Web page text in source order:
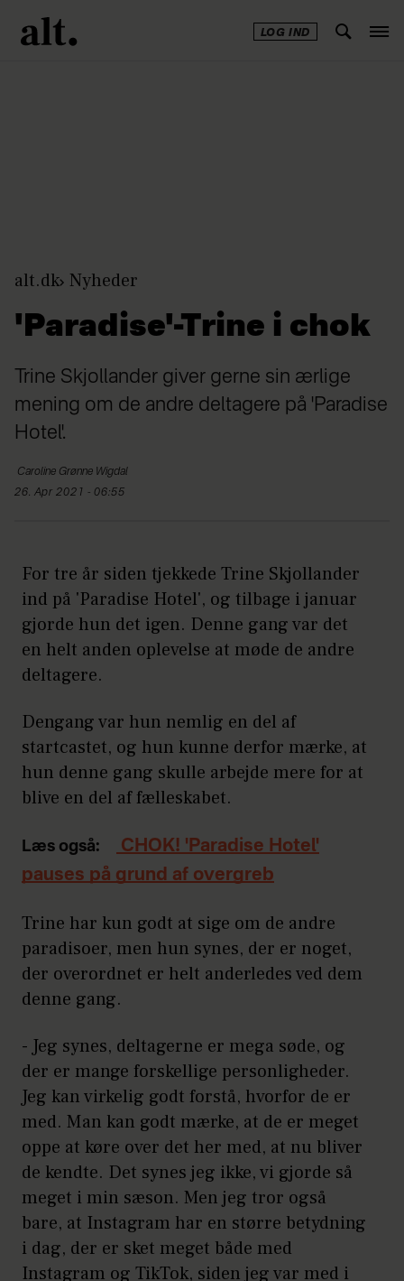
LOG IND
alt.dk Nyheder
'Paradise'-Trine i chok
Trine Skjollander giver gerne sin ærlige
mening om de andre deltagere på 'Paradise
Hotel'.
Caroline Grønne Wigdal
26. Apr 2021 - 06:55
For tre år siden tjekkede Trine Skjollander
ind på 'Paradise Hotel', og tilbage i januar
gjorde hun det igen. Denne gang var det
en helt anden oplevelse at møde de andre
deltagere.
Dengang var hun nemlig en del af
startcastet, og hun kunne derfor mærke, at
hun denne gang skulle arbejde mere for at
blive en del af fælleskabet.
Læs også:
CHOK! 'Paradise Hotel'
pauses på grund af overgreb
Trine har kun godt at sige om de andre
paradisoer, men hun synes, der er noget,
der overordnet er helt anderledes ved dem
denne gang.
- Jeg synes, deltagerne er mega søde, og
der er mange forskellige personligheder.
Jeg kan virkelig godt forstå, hvorfor de er
med. Man kan godt mærke, at de er meget
oppe at køre over det her med, at nu bliver
de kendte. Det synes jeg ikke, vi gjorde så
meget i min sæson. Men jeg tror også
bare, at Instagram har en større betydning
i dag, der er sket meget både med
Instagram og TikTok, siden jeg var med i